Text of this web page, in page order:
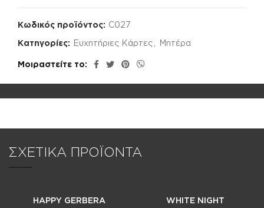
Κωδικός προϊόντος: C027
Κατηγορίες: Ευχητήριες Κάρτες Μητέρα
Μοιραστείτε το
ΣΧΕΤΙΚΑ ΠΡΟΪΟΝΤΑ
HAPPY GERBERA WHITE NIGHT